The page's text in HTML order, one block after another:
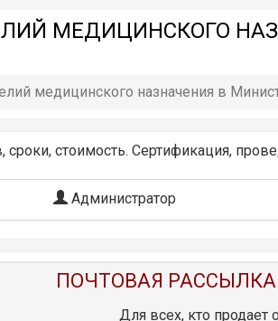
МЕДИЦИНСКОГО
медицинского назначения в
стоимость. Сертификация,
Администратор
ПОЧТОВАЯ РАССЫЛКА
Для всех, кто продает